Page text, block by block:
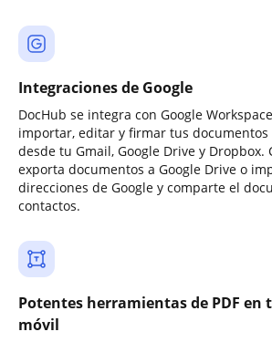
Integraciones de Google
DocHub se integra con Google
importar, editar y firmar tus
desde tu Gmail, Google Drive y Dropbox.
exporta documentos a Google Drive o
direcciones de Google y comparte el
contactos.
Potentes herramientas de PDF en
móvil